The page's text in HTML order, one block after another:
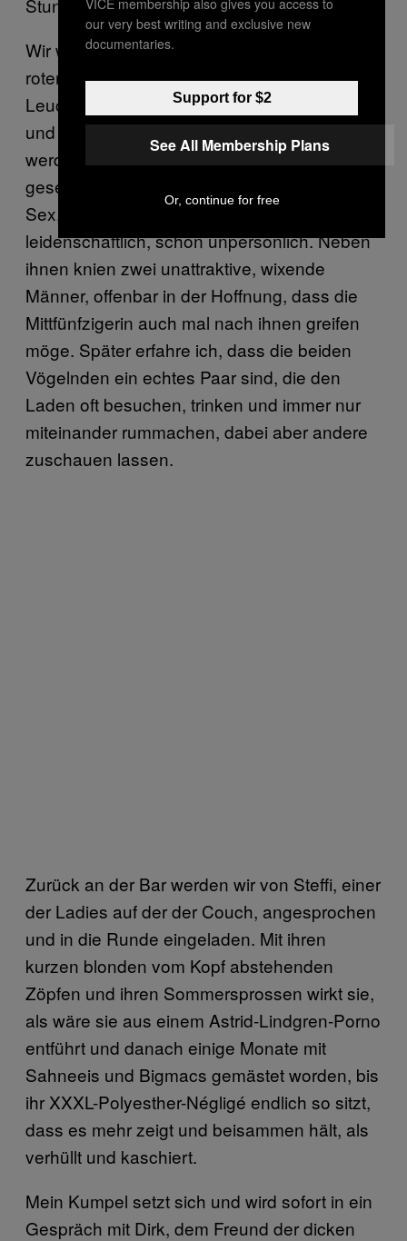
Wir werfen einen Blick in eine mit schwarz-
rotem Kunstleder ausgekleidete Nische.
Leuchtende Goa-Trance-Kunst-Bindfäden
und Bilder aus fluoreszierender Farbe
werden mit Schwarzlicht nett in Szene
gesetzt. In der Mitte des Raumes hat ein Paar
Sex, Doggy Style, eher aggressiv als
leidenschaftlich, schön unpersönlich. Neben
ihnen knien zwei unattraktive, wixende
Männer, offenbar in der Hoffnung, dass die
Mittfünfzigerin auch mal nach ihnen greifen
möge. Später erfahre ich, dass die beiden
Vögelnden ein echtes Paar sind, die den
Laden oft besuchen, trinken und immer nur
miteinander rummachen, dabei aber andere
zuschauen lassen.
Zurück an der Bar werden wir von Steffi, einer
der Ladies auf der der Couch, angesprochen
und in die Runde eingeladen. Mit ihren
kurzen blonden vom Kopf abstehenden
Zöpfen und ihren Sommersprossen wirkt sie,
als wäre sie aus einem Astrid-Lindgren-Porno
entführt und danach einige Monate mit
Sahneeis und Bigmacs gemästet worden, bis
ihr XXXL-Polyesther-Négligé endlich so sitzt,
dass es mehr zeigt und beisammen hält, als
verhüllt und kaschiert.
Mein Kumpel setzt sich und wird sofort in ein
Gespräch mit Dirk, dem Freund der dicken
our very best writing and exclusive new
documentaries.
Support for $2
See All Membership Plans
Or, continue for free